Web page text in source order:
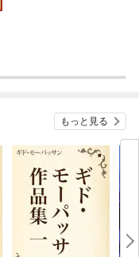
もっと見る